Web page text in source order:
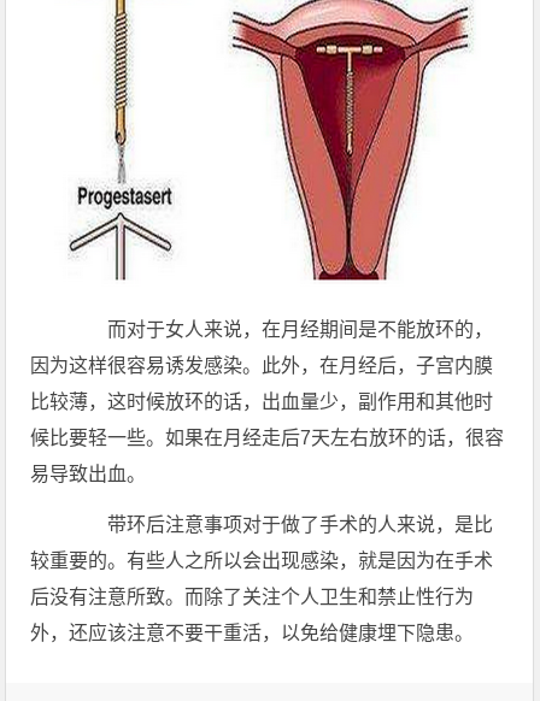
而对于女人来说，在月经期间是不能放环的，
因为这样很容易诱发感染。此外，在月经后，子宫内膜
比较薄，这时候放环的话，出血量少，副作用和其他时
候比要轻一些。如果在月经走后7天左右放环的话，很容
易导致出血。
带环后注意事项对于做了手术的人来说，是比
较重要的。有些人之所以会出现感染，就是因为在手术
后没有注意所致。而除了关注个人卫生和禁止性行为
外，还应该注意不要干重活，以免给健康埋下隐患。